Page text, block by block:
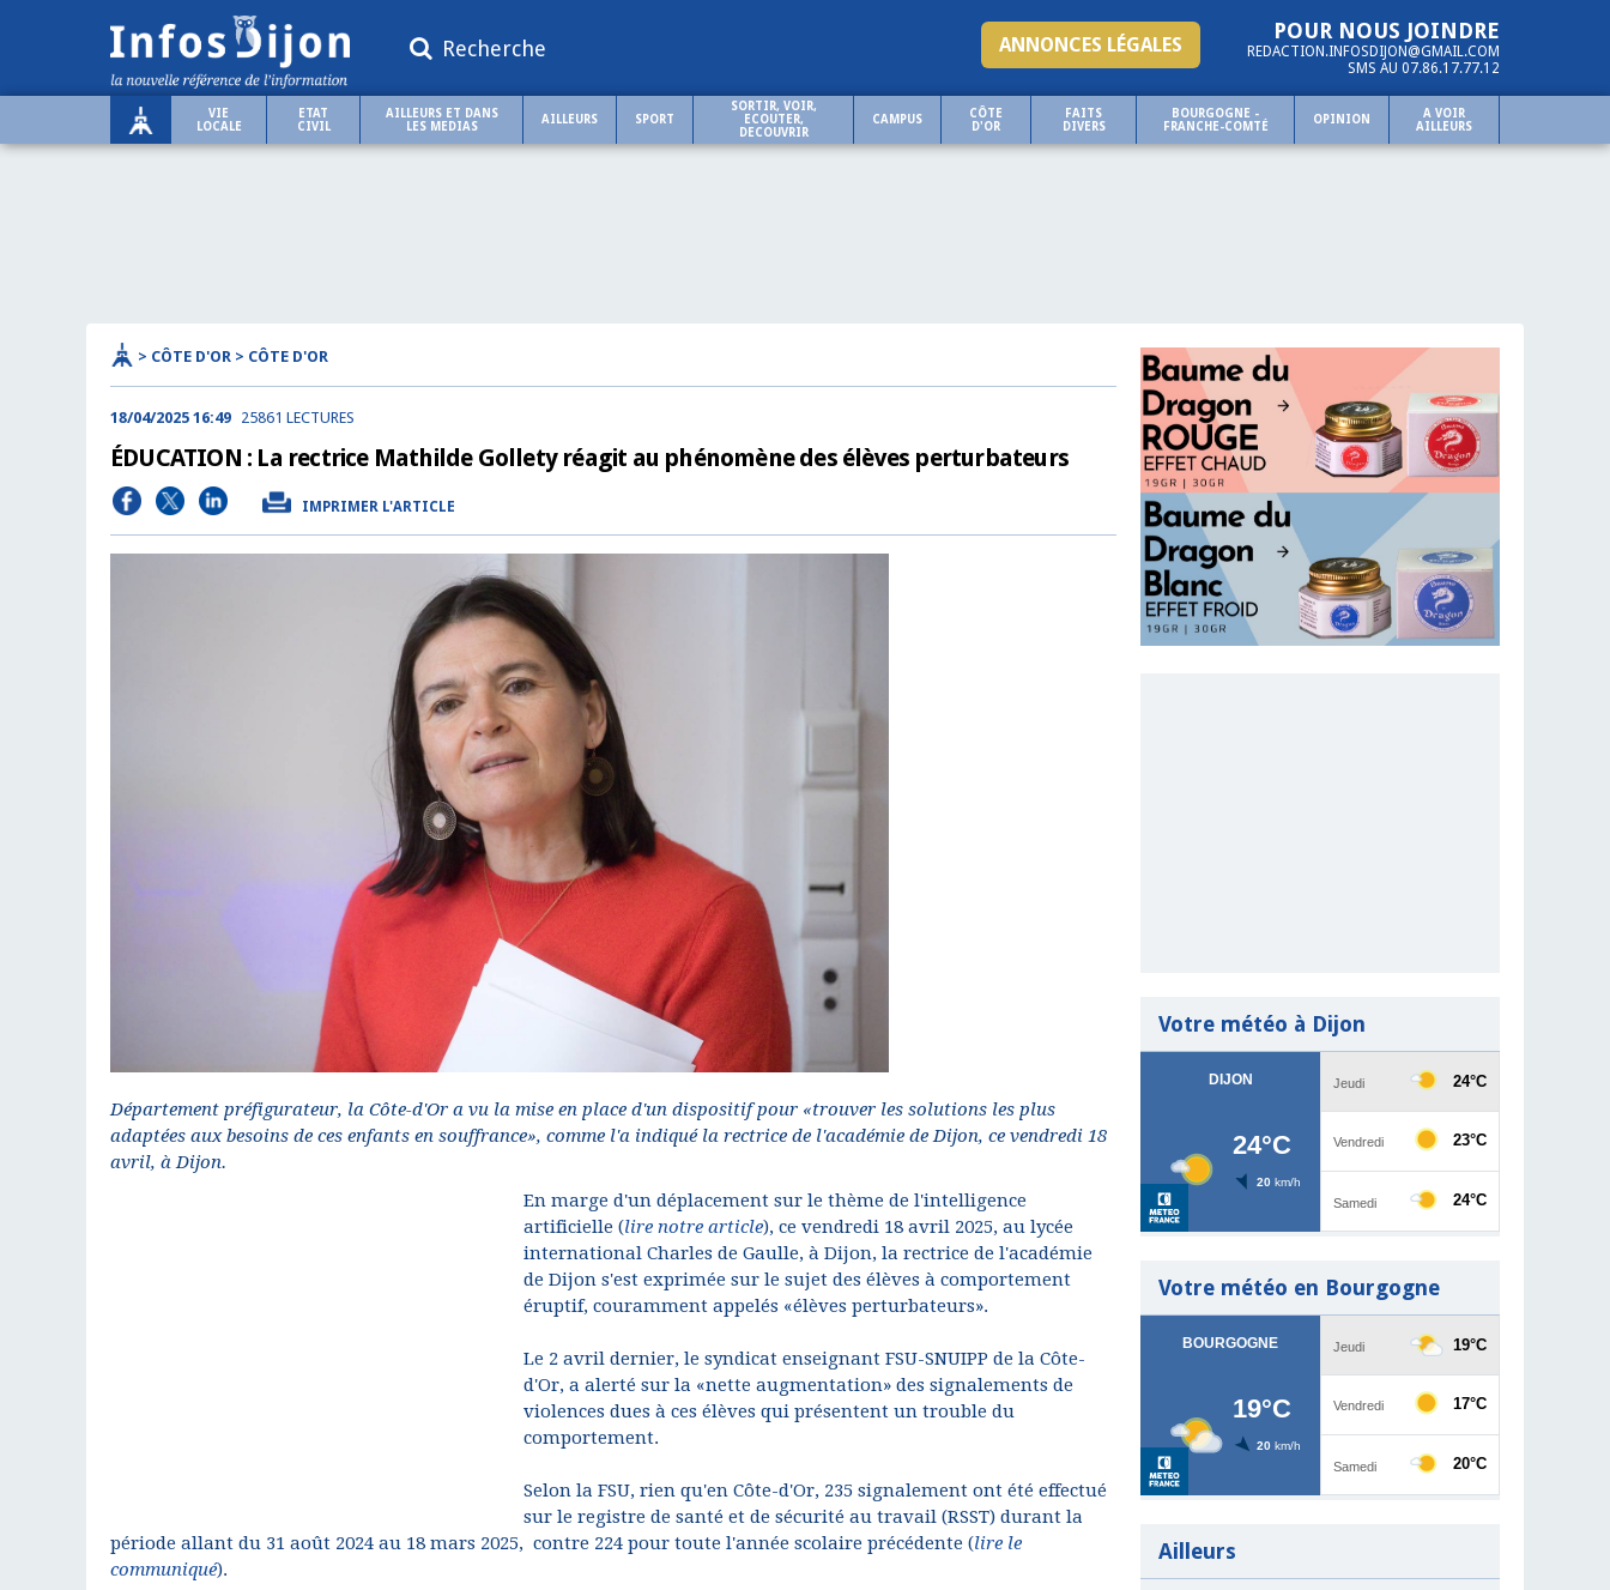
Recherche
POUR NOUS JOINDRE
REDACTION.INFOSDIJON@GMAIL.COM
SMS AU 07.86.17.77.12
ANNONCES LÉGALES
VIE
LOCALE
ETAT
CIVIL
AILLEURS ET DANS
LES MEDIAS
AILLEURS SPORT
SORTIR, VOIR,
ECOUTER,
DECOUVRIR
CAMPUS
CÔTE
D'OR
FAITS
DIVERS
BOURGOGNE -
FRANCHE-COMTÉ
OPINION
A VOIR
AILLEURS
> CÔTE D'OR > CÔTE D'OR
18/04/2025 16:49 25861 LECTURES
ÉDUCATION : La rectrice Mathilde Gollety réagit au phénomène des élèves perturbateurs
IMPRIMER L'ARTICLE
Département préfigurateur, la Côte-d'Or a vu la mise en place d'un dispositif pour «trouver les solutions les plus
adaptées aux besoins de ces enfants en souffrance», comme l'a indiqué la rectrice de l'académie de Dijon, ce vendredi 18
avril, à Dijon.
En marge d'un déplacement sur le thème de l'intelligence
artificielle (lire notre article), ce vendredi 18 avril 2025, au lycée
international Charles de Gaulle, à Dijon, la rectrice de l'académie
de Dijon s'est exprimée sur le sujet des élèves à comportement
éruptif, couramment appelés «élèves perturbateurs».
Le 2 avril dernier, le syndicat enseignant FSU-SNUIPP de la Côte-
d'Or, a alerté sur la «nette augmentation» des signalements de
violences dues à ces élèves qui présentent un trouble du
comportement.
Selon la FSU, rien qu'en Côte-d'Or, 235 signalement ont été effectué
sur le registre de santé et de sécurité au travail (RSST) durant la
période allant du 31 août 2024 au 18 mars 2025, contre 224 pour toute l'année scolaire précédente (lire le
communiqué).
Votre météo à Dijon
Votre météo en Bourgogne
Ailleurs